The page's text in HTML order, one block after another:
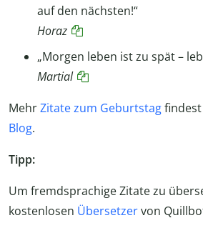
auf den nächsten!“
Horaz
„Morgen leben ist zu spät –
Martial
MehrZitate zum Geburtstag
Blog.
Tipp:
Um fremdsprachige Zitate zu
kostenlosen Übersetzervon